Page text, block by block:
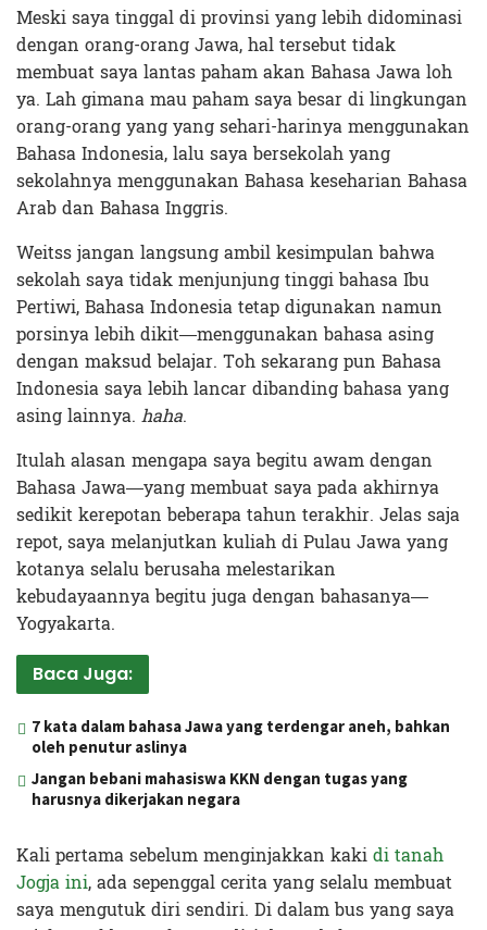
Meski saya tinggal di provinsi yang lebih didominasi
dengan orang-orang Jawa, hal tersebut tidak
membuat saya lantas paham akan Bahasa Jawa loh
ya. Lah gimana mau paham saya besar di lingkungan
orang-orang yang yang sehari-harinya menggunakan
Bahasa Indonesia, lalu saya bersekolah yang
sekolahnya menggunakan Bahasa keseharian Bahasa
Arab dan Bahasa Inggris.
Weitss jangan langsung ambil kesimpulan bahwa
sekolah saya tidak menjunjung tinggi bahasa Ibu
Pertiwi, Bahasa Indonesia tetap digunakan namun
porsinya lebih dikit—menggunakan bahasa asing
dengan maksud belajar. Toh sekarang pun Bahasa
Indonesia saya lebih lancar dibanding bahasa yang
asing lainnya. haha.
Itulah alasan mengapa saya begitu awam dengan
Bahasa Jawa—yang membuat saya pada akhirnya
sedikit kerepotan beberapa tahun terakhir. Jelas saja
repot, saya melanjutkan kuliah di Pulau Jawa yang
kotanya selalu berusaha melestarikan
kebudayaannya begitu juga dengan bahasanya—
Yogyakarta.
Baca Juga:
7 kata dalam bahasa Jawa yang terdengar aneh, bahkan
oleh penutur aslinya
Jangan bebani mahasiswa KKN dengan tugas yang
harusnya dikerjakan negara
Kali pertama sebelum menginjakkan kakidi tanah
Jogja ini, ada sepenggal cerita yang selalu membuat
saya mengutuk diri sendiri. Di dalam bus yang saya